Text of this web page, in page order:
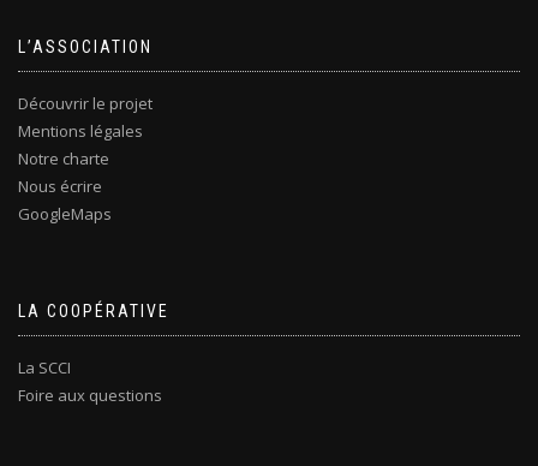
L’ASSOCIATION
Découvrir le projet
Mentions légales
Notre charte
Nous écrire
GoogleMaps
LA COOPÉRATIVE
La SCCI
Foire aux questions